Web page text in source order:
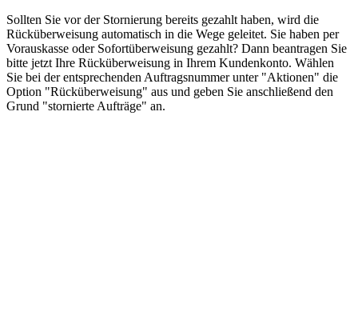
Sollten Sie vor der Stornierung bereits gezahlt haben, wird die
Rücküberweisung automatisch in die Wege geleitet. Sie haben per
Vorauskasse oder Sofortüberweisung gezahlt? Dann beantragen Sie
bitte jetzt Ihre Rücküberweisung in Ihrem Kundenkonto. Wählen
Sie bei der entsprechenden Auftragsnummer unter "Aktionen" die
Option "Rücküberweisung" aus und geben Sie anschließend den
Grund "stornierte Aufträge" an.